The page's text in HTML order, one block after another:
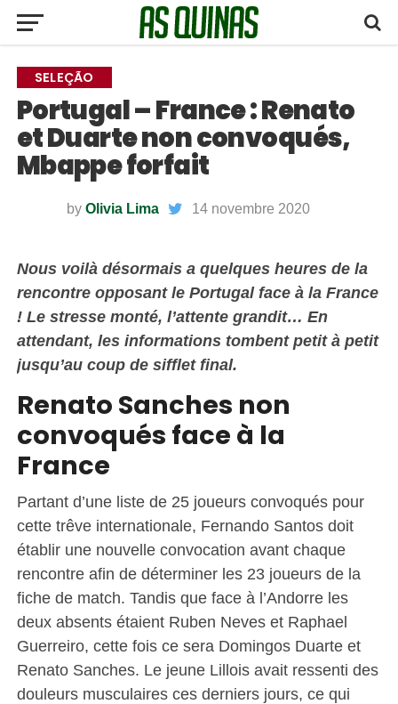
SELEÇÃO
Portugal – France : Renato
et Duarte non convoqués,
Mbappe forfait
by Olivia Lima 14 novembre 2020
Nous voilà désormais a quelques heures de la
rencontre opposant le Portugal face à la France
! Le stresse monté, l’attente grandit… En
attendant, les informations tombent petit à petit
jusqu’au coup de sifflet final.
Renato Sanches non
convoqués face à la
France
Partant d’une liste de 25 joueurs convoqués pour
cette trêve internationale, Fernando Santos doit
établir une nouvelle convocation avant chaque
rencontre afin de déterminer les 23 joueurs de la
fiche de match. Tandis que face à l’Andorre les
deux absents étaient Ruben Neves et Raphael
Guerreiro, cette fois ce sera Domingos Duarte et
Renato Sanches. Le jeune Lillois avait ressenti des
douleurs musculaires ces derniers jours, ce qui